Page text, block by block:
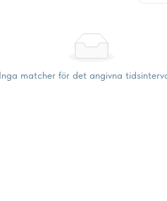
Inga matcher för det angivna